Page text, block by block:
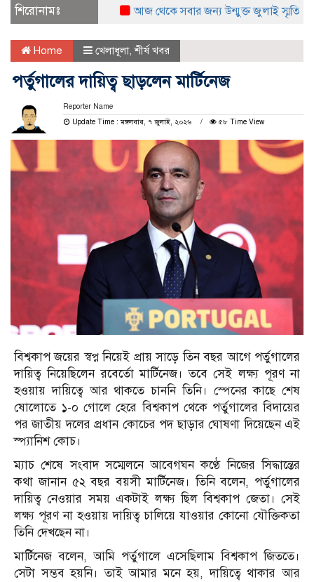
শিরোনামঃ
আজ থেকে সবার জন্য উন্মুক্ত জুলাই স্মৃতি জাদুঘর
Home খেলাধূলা,শীর্ষ খবর
পর্তুগালের দায়িত্ব ছাড়লেন মার্টিনেজ
Reporter Name
Update Time : মঙ্গলবার, ৭ জুলাই, ২০২৬
৫৮ Time View
বিশ্বকাপ জয়ের স্বপ্ন নিয়েই প্রায় সাড়ে তিন বছর আগে পর্তুগালের
দায়িত্ব নিয়েছিলেন রবের্তো মার্টিনেজ। তবে সেই লক্ষ্য পূরণ না
হওয়ায় দায়িত্বে আর থাকতে চাননি তিনি। স্পেনের কাছে শেষ
ষোলোতে ১-০ গোলে হেরে বিশ্বকাপ থেকে পর্তুগালের বিদায়ের
পর জাতীয় দলের প্রধান কোচের পদ ছাড়ার ঘোষণা দিয়েছেন এই
স্প্যানিশ কোচ।
ম্যাচ শেষে সংবাদ সম্মেলনে আবেগঘন কণ্ঠে নিজের সিদ্ধান্তের
কথা জানান ৫২ বছর বয়সী মার্টিনেজ। তিনি বলেন, পর্তুগালের
দায়িত্ব নেওয়ার সময় একটাই লক্ষ্য ছিল বিশ্বকাপ জেতা। সেই
লক্ষ্য পূরণ না হওয়ায় দায়িত্ব চালিয়ে যাওয়ার কোনো যৌক্তিকতা
তিনি দেখছেন না।
মার্টিনেজ বলেন, আমি পর্তুগালে এসেছিলাম বিশ্বকাপ জিততে।
সেটা সম্ভব হয়নি। তাই আমার মনে হয়, দায়িত্বে থাকার আর